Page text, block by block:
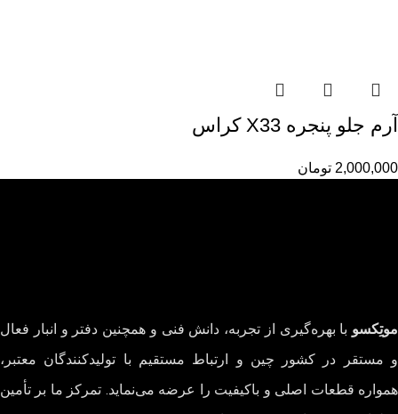
آرم جلو پنجره X33 کراس
2,000,000 تومان
موتِکسو با بهره‌گیری از تجربه، دانش فنی و همچنین دفتر و انبار فعال
و مستقر در کشور چین و ارتباط مستقیم با تولیدکنندگان معتبر،
همواره قطعات اصلی و باکیفیت را عرضه می‌نماید. تمرکز ما بر تأمین